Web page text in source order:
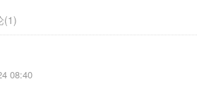
(1)
08:40